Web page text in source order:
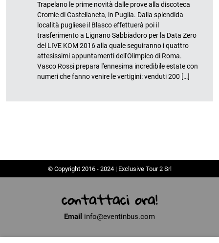
Trapelano le prime novità dalle prove alla discoteca
Cromie di Castellaneta, in Puglia. Dalla splendida
località pugliese il Blasco effettuerà poi il
trasferimento a Lignano Sabbiadoro per la Data Zero
del LIVE KOM 2016 alla quale seguiranno i quattro
attesissimi appuntamenti dell'Olimpico di Roma.
Vasco Rossi prepara l'ennesima incredibile estate con
numeri che fanno venire le vertigini: venduti 200 […]
© Copyright 2016 - 2024 | Exclusive Tour 2 Srl
contattaci ora!
Email info@eventinbus.com